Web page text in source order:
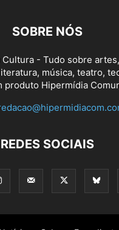
SOBRE NÓS
Cultura - Tudo sobre
música, teatro,
produto Hipermídia
REDES SOCIAIS